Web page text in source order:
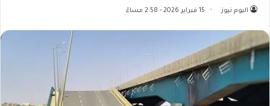
اليوم نيوز 15 فبراير 2026 - 2:58 مساءً